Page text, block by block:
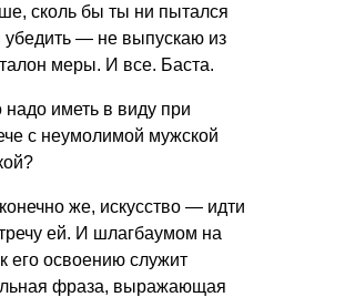
сколь бы ты ни пытался
убедить — не выпускаю из
меры. И все. Баста.
надо иметь в виду при
с неумолимой мужской
же, искусство — идти
ей. И шлагбаумом на
его освоению служит
фраза, выражающая